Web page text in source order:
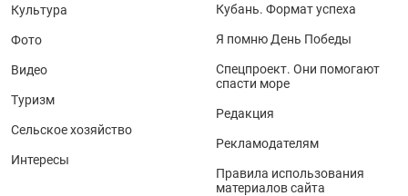
Культура
Фото
Видео
Туризм
Сельское хозяйство
Интересы
Кубань. Формат успеха
Я помню День Победы
Спецпроект. Они помогают
спасти море
Редакция
Рекламодателям
Правила использования
материалов сайта